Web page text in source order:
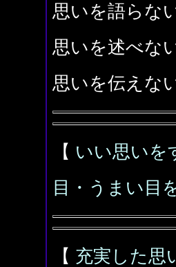
思いを語らな
思いを述べな
思いを伝えな
【 いい思いを
目・うまい目
【 充実した思